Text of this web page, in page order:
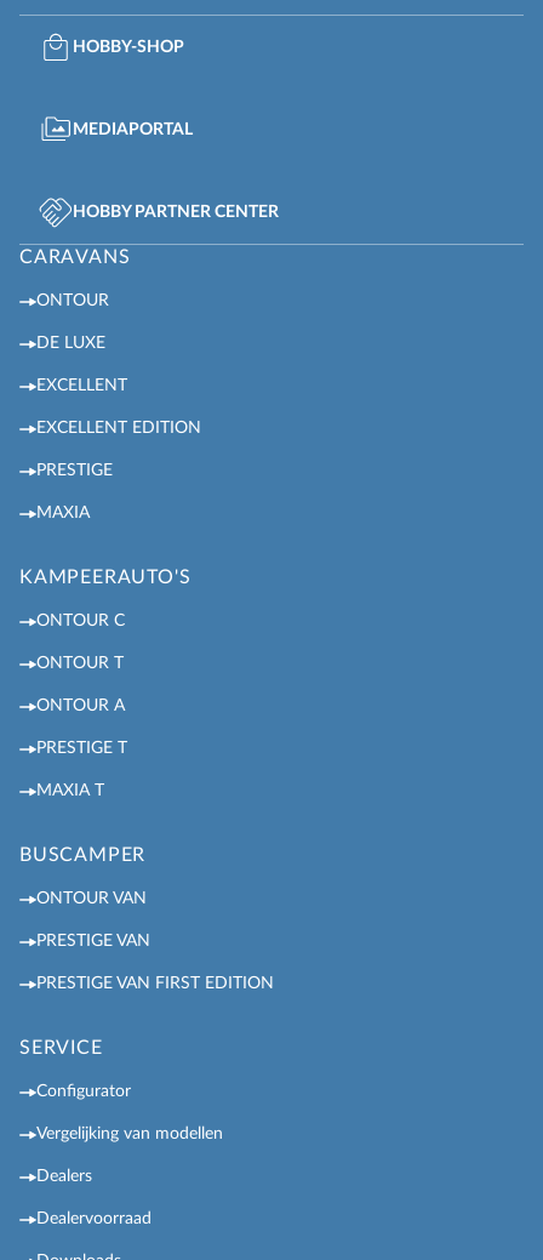
HOBBY-SHOP
MEDIAPORTAL
HOBBY PARTNER CENTER
CARAVANS
ONTOUR
DE LUXE
EXCELLENT
EXCELLENT EDITION
PRESTIGE
MAXIA
KAMPEERAUTO'S
ONTOUR C
ONTOUR T
ONTOUR A
PRESTIGE T
MAXIA T
BUSCAMPER
ONTOUR VAN
PRESTIGE VAN
PRESTIGE VAN FIRST EDITION
SERVICE
Configurator
Vergelijking van modellen
Dealers
Dealervoorraad